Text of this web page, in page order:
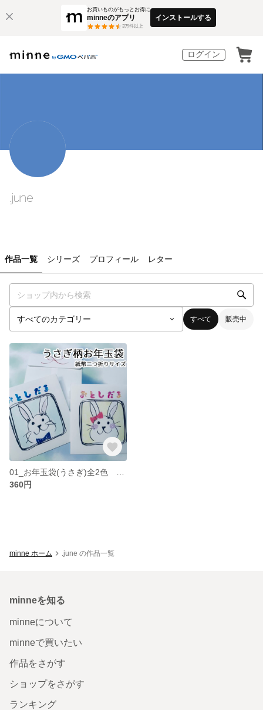
お買いものがもっとお得に
minneのアプリ
3万件以上
インストールする
ログイン
.june
作品一覧 シリーズ プロフィール レター
すべて 販売中
360円
minne ホーム .june の作品一覧
minneを知る
minneについて
minneで買いたい
作品をさがす
ショップをさがす
ランキング